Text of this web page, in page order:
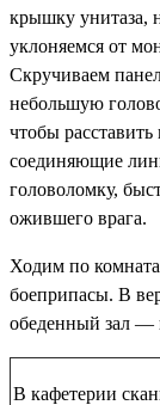
крышку унитаза,
уклоняемся от
Скручиваем
небольшую
чтобы
соединяющие
головоломку,
ожившего врага.
Ходим по
боеприпасы. В
обеденный зал —
В кафетерии